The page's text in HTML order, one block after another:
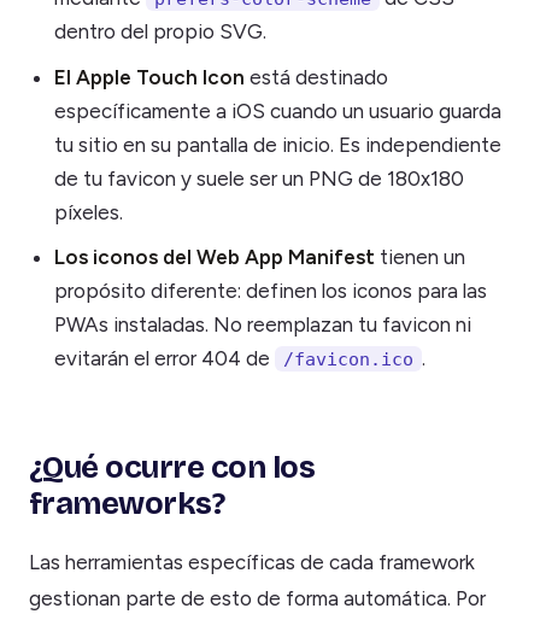
dentro del propio SVG.
El Apple Touch Icon está destinado
específicamente a iOS cuando un usuario guarda
tu sitio en su pantalla de inicio. Es independiente
de tu favicon y suele ser un PNG de 180x180
píxeles.
Los iconos del Web App Manifesttienen un
propósito diferente: definen los iconos para las
PWAs instaladas. No reemplazan tu favicon ni
evitarán el error 404 de
/favicon.ico .
¿Qué ocurre con los
frameworks?
Las herramientas específicas de cada framework
gestionan parte de esto de forma automática. Por